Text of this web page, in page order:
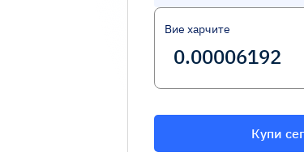
Вие харчите
Купи